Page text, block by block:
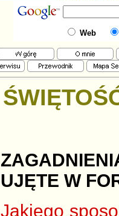
Web
UJĘTE W
Jakiego